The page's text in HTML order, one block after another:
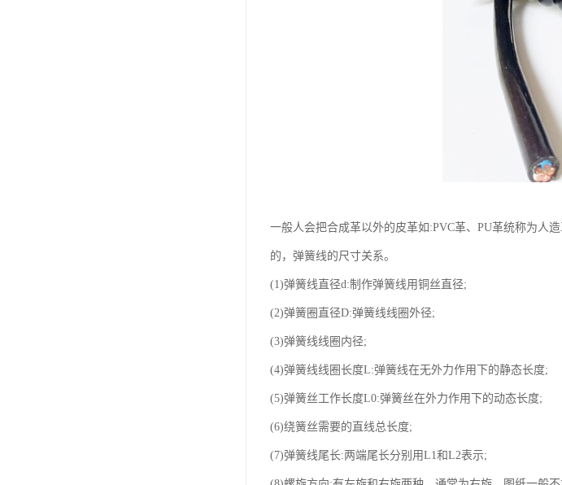
一般人会把合成革以外的皮革如:PVC革、PU革统称为人
的，弹簧线的尺寸关系。
(1)弹簧线直径d:制作弹簧线用铜丝直径;
(2)弹簧圈直径D:弹簧线线圈外径;
(3)弹簧线线圈内径;
(4)弹簧线线圈长度L:弹簧线在无外力作用下的静态长度;
(5)弹簧丝工作长度L0:弹簧丝在外力作用下的动态长度;
(6)绕簧丝需要的直线总长度;
(7)弹簧线尾长:两端尾长分别用L1和L2表示;